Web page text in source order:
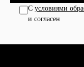
Сусловиями
и согласен